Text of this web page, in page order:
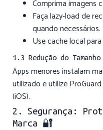
Comprima imagens
Faça lazy-load de
quando necessários.
Use cache local
1.3 Redução do
Apps menores instalam
utilizado e utilize
(iOS).
2. Segurança:
Marca 🔐